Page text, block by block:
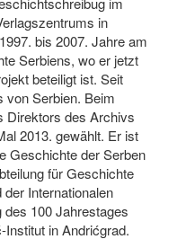
in
bis 2007. Jahre am
Serbiens, wo er jetzt
beteiligt ist. Seit
von Serbien. Beim
Direktors des Archivs
2013. gewählt. Er ist
Geschichte der Serben
für Geschichte
Internationalen
100 Jahrestages
in Andrićgrad.